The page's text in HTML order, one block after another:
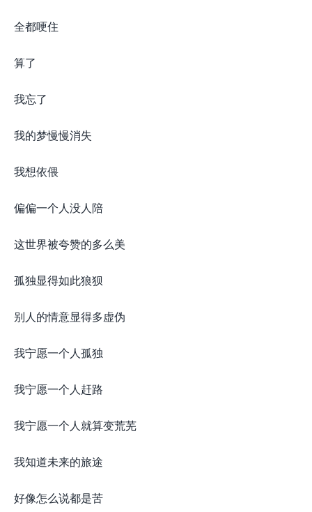
全都哽住
算了
我忘了
我的梦慢慢消失
我想依偎
偏偏一个人没人陪
这世界被夸赞的多么美
孤独显得如此狼狈
别人的情意显得多虚伪
我宁愿一个人孤独
我宁愿一个人赶路
我宁愿一个人就算变荒芜
我知道未来的旅途
好像怎么说都是苦